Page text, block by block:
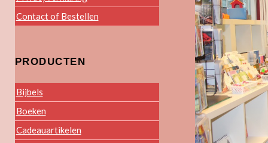
Contact of Bestellen
PRODUCTEN
Bijbels
Boeken
Cadeauartikelen